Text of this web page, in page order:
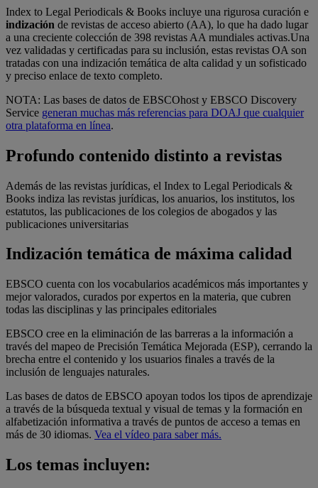
Index to Legal Periodicals & Books incluye una rigurosa curación e
indización de revistas de acceso abierto (AA), lo que ha dado lugar
a una creciente colección de 398 revistas AA mundiales activas.Una
vez validadas y certificadas para su inclusión, estas revistas OA son
tratadas con una indización temática de alta calidad y un sofisticado
y preciso enlace de texto completo.
NOTA: Las bases de datos de EBSCOhost y EBSCO Discovery
Service generan muchas más referencias para DOAJ que cualquier
otra plataforma en línea.
Profundo contenido distinto a revistas
Además de las revistas jurídicas, el Index to Legal Periodicals &
Books indiza las revistas jurídicas, los anuarios, los institutos, los
estatutos, las publicaciones de los colegios de abogados y las
publicaciones universitarias
Indización temática de máxima calidad
EBSCO cuenta con los vocabularios académicos más importantes y
mejor valorados, curados por expertos en la materia, que cubren
todas las disciplinas y las principales editoriales
EBSCO cree en la eliminación de las barreras a la información a
través del mapeo de Precisión Temática Mejorada (ESP), cerrando la
brecha entre el contenido y los usuarios finales a través de la
inclusión de lenguajes naturales.
Las bases de datos de EBSCO apoyan todos los tipos de aprendizaje
a través de la búsqueda textual y visual de temas y la formación en
alfabetización informativa a través de puntos de acceso a temas en
más de 30 idiomas. Vea el vídeo para saber más.
Los temas incluyen: